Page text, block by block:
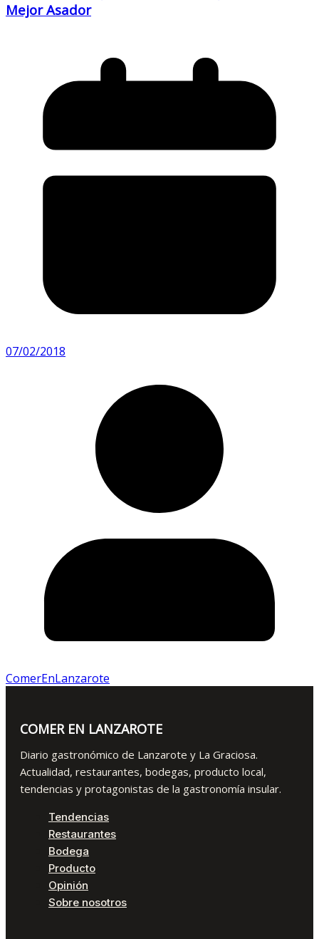
Mejor Asador
07/02/2018
ComerEnLanzarote
COMER EN LANZAROTE
Diario gastronómico de Lanzarote y La Graciosa.
Actualidad, restaurantes, bodegas, producto local,
tendencias y protagonistas de la gastronomía insular.
Tendencias
Restaurantes
Bodega
Producto
Opinión
Sobre nosotros